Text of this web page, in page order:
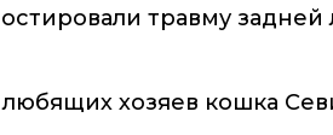
травму задней
хозяев кошка